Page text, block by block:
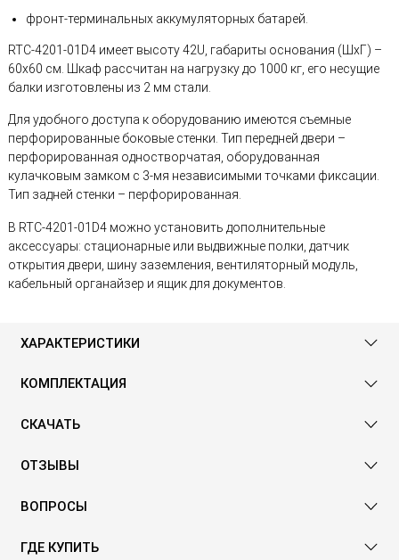
фронт-терминальных аккумуляторных батарей.
RTC-4201-01D4 имеет высоту 42U, габариты основания (ШхГ) –
60х60 см. Шкаф рассчитан на нагрузку до 1000 кг, его несущие
балки изготовлены из 2 мм стали.
Для удобного доступа к оборудованию имеются съемные
перфорированные боковые стенки. Тип передней двери –
перфорированная одностворчатая, оборудованная
кулачковым замком с 3-мя независимыми точками фиксации.
Тип задней стенки – перфорированная.
В RTC-4201-01D4 можно установить дополнительные
аксессуары: стационарные или выдвижные полки, датчик
открытия двери, шину заземления, вентиляторный модуль,
кабельный органайзер и ящик для документов.
ХАРАКТЕРИСТИКИ
КОМПЛЕКТАЦИЯ
СКАЧАТЬ
ОТЗЫВЫ
ВОПРОСЫ
ГДЕ КУПИТЬ